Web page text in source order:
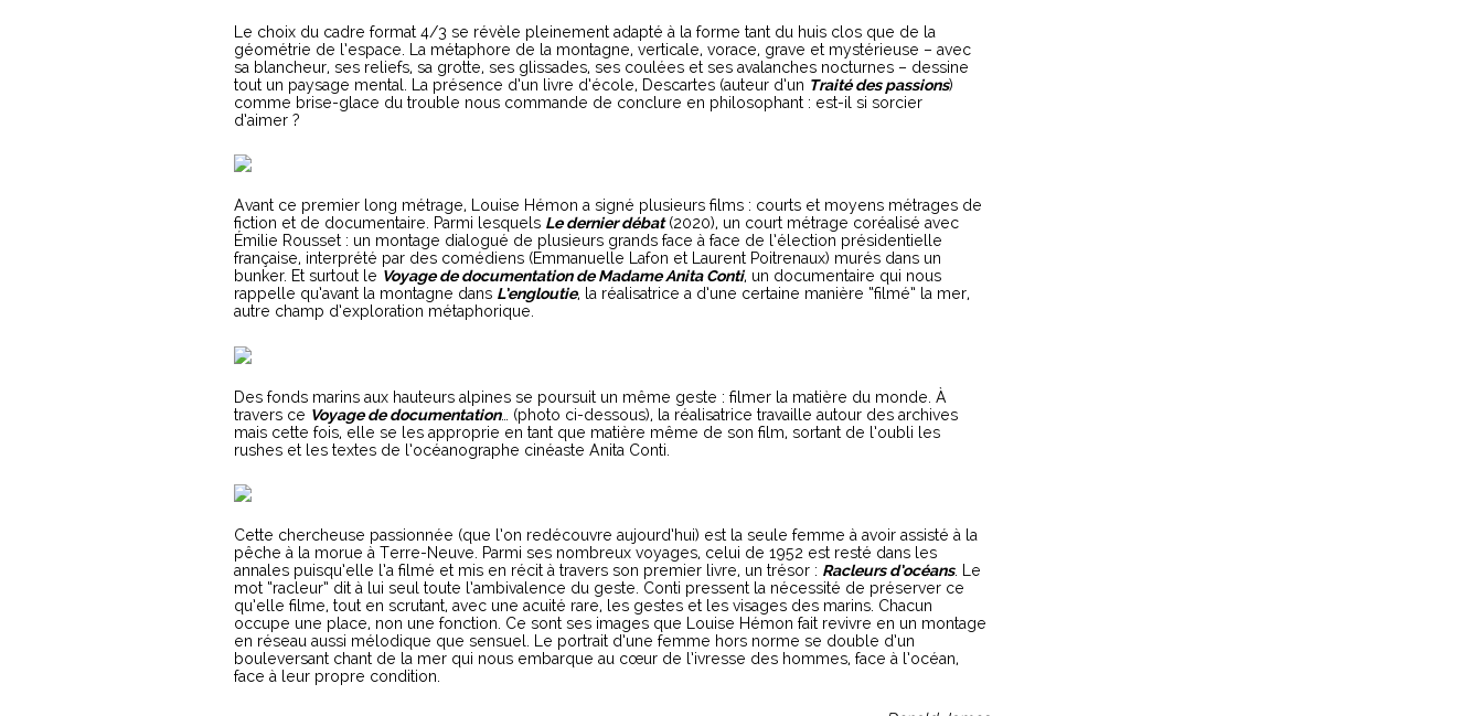
Le choix du cadre format 4/3 se révèle pleinement adapté à la forme tant du huis clos que de la
géométrie de l’espace. La métaphore de la montagne, verticale, vorace, grave et mystérieuse – avec
sa blancheur, ses reliefs, sa grotte, ses glissades, ses coulées et ses avalanches nocturnes – dessine
tout un paysage mental. La présence d’un livre d’école, Descartes (auteur d’un Traité des passions)
comme brise-glace du trouble nous commande de conclure en philosophant : est-il si sorcier
d’aimer ?
Avant ce premier long métrage, Louise Hémon a signé plusieurs films : courts et moyens métrages de
fiction et de documentaire. Parmi lesquels Le dernier débat(2020), un court métrage coréalisé avec
Émilie Rousset : un montage dialogué de plusieurs grands face à face de l’élection présidentielle
française, interprété par des comédiens (Emmanuelle Lafon et Laurent Poitrenaux) murés dans un
bunker. Et surtout le Voyage de documentation de Madame Anita Conti, un documentaire qui nous
rappelle qu’avant la montagne dans L’engloutie, la réalisatrice a d’une certaine manière “filmé” la mer,
autre champ d’exploration métaphorique.
Des fonds marins aux hauteurs alpines se poursuit un même geste : filmer la matière du monde. À
travers ce Voyage de documentation… (photo ci-dessous), la réalisatrice travaille autour des archives
mais cette fois, elle se les approprie en tant que matière même de son film, sortant de l’oubli les
rushes et les textes de l’océanographe cinéaste Anita Conti.
Cette chercheuse passionnée (que l’on redécouvre aujourd’hui) est la seule femme à avoir assisté à la
pêche à la morue à Terre-Neuve. Parmi ses nombreux voyages, celui de 1952 est resté dans les
annales puisqu’elle l’a filmé et mis en récit à travers son premier livre, un trésor : Racleurs d’océans. Le
mot “racleur” dit à lui seul toute l’ambivalence du geste. Conti pressent la nécessité de préserver ce
qu’elle filme, tout en scrutant, avec une acuité rare, les gestes et les visages des marins. Chacun
occupe une place, non une fonction. Ce sont ses images que Louise Hémon fait revivre en un montage
en réseau aussi mélodique que sensuel. Le portrait d’une femme hors norme se double d’un
bouleversant chant de la mer qui nous embarque au cœur de l’ivresse des hommes, face à l’océan,
face à leur propre condition.